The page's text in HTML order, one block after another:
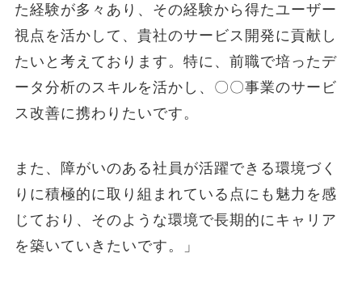
た経験が多々あり、その経験から得たユーザー
視点を活かして、貴社のサービス開発に貢献し
たいと考えております。特に、前職で培ったデ
ータ分析のスキルを活かし、〇〇事業のサービ
ス改善に携わりたいです。
また、障がいのある社員が活躍できる環境づく
りに積極的に取り組まれている点にも魅力を感
じており、そのような環境で長期的にキャリア
を築いていきたいです。」